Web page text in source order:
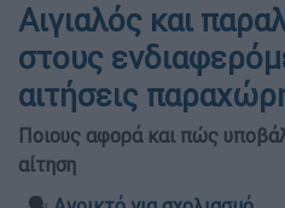
Αιγιαλός και
στους
αιτήσεις
Ποιους αφορά και πώς
αίτηση